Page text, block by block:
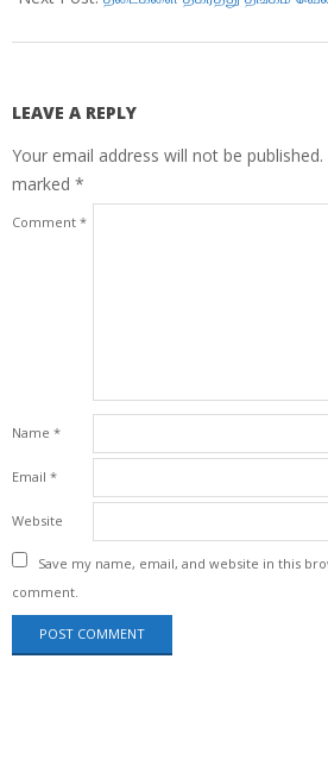
LEAVE A REPLY
Your email address will not be published.
marked *
Comment *
Name *
Email *
Website
Save my name, email, and website in this
comment.